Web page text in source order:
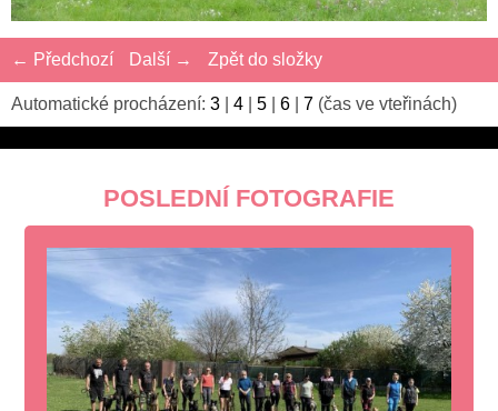
← Předchozí Další → Zpět do složky
Automatické procházení: 3 4 5 6 7 (čas ve vteřinách)
POSLEDNÍ FOTOGRAFIE